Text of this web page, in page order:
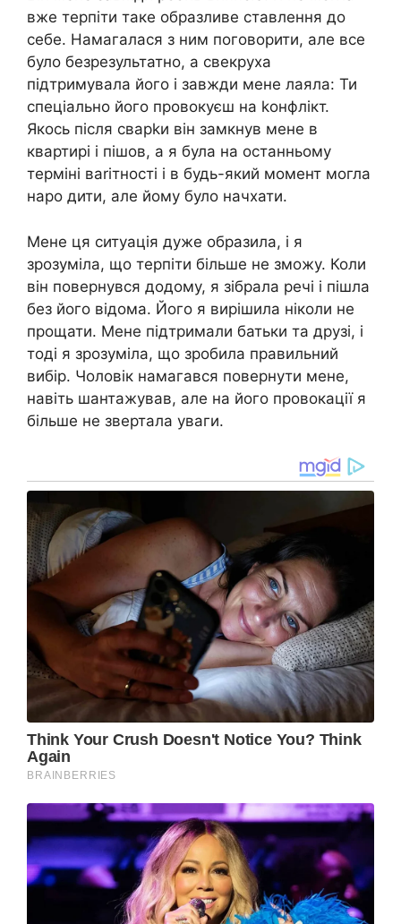
вже терпіти таке образливе ставлення до
себе. Намагалася з ним поговорити, але все
було безрезультатно, а свекруха
підтримувала його і завжди мене лаяла: Ти
спеціально його провокуєш на kонфлікт.
Якось після сварkи він замкнув мене в
квартирі і пішов, а я була на останньому
терміні ваrітності і в будь-який момент могла
наро дити, але йому було начхати.
Мене ця ситуація дуже образила, і я
зрозуміла, що терпіти більше не зможу. Коли
він повернувся додому, я зібрала речі і пішла
без його відома. Його я вирішила ніколи не
прощати. Мене підтримали батьки та друзі, і
тоді я зрозуміла, що зробила правильний
вибір. Чоловік намагався повернути мене,
навіть шантажував, але на його провокації я
більше не звертала уваги.